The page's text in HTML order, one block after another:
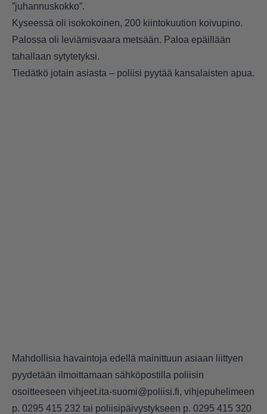
”juhannuskokko”.
Kyseessä oli isokokoinen, 200 kiintokuution koivupino.
Palossa oli leviämisvaara metsään. Paloa epäillään
tahallaan sytytetyksi.
Tiedätkö jotain asiasta – poliisi pyytää kansalaisten apua.
Mahdollisia havaintoja edellä mainittuun asiaan liittyen
pyydetään ilmoittamaan sähköpostilla poliisin
osoitteeseen vihjeet.ita-suomi@poliisi.fi, vihjepuhelimeen
p. 0295 415 232 tai poliisipäivystykseen p. 0295 415 320